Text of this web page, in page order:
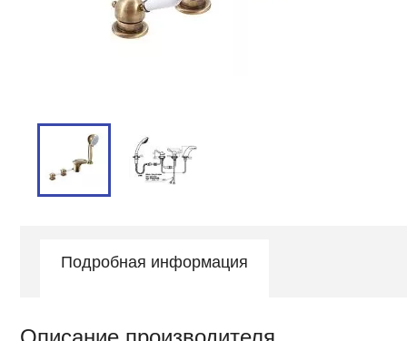
Подробная информация